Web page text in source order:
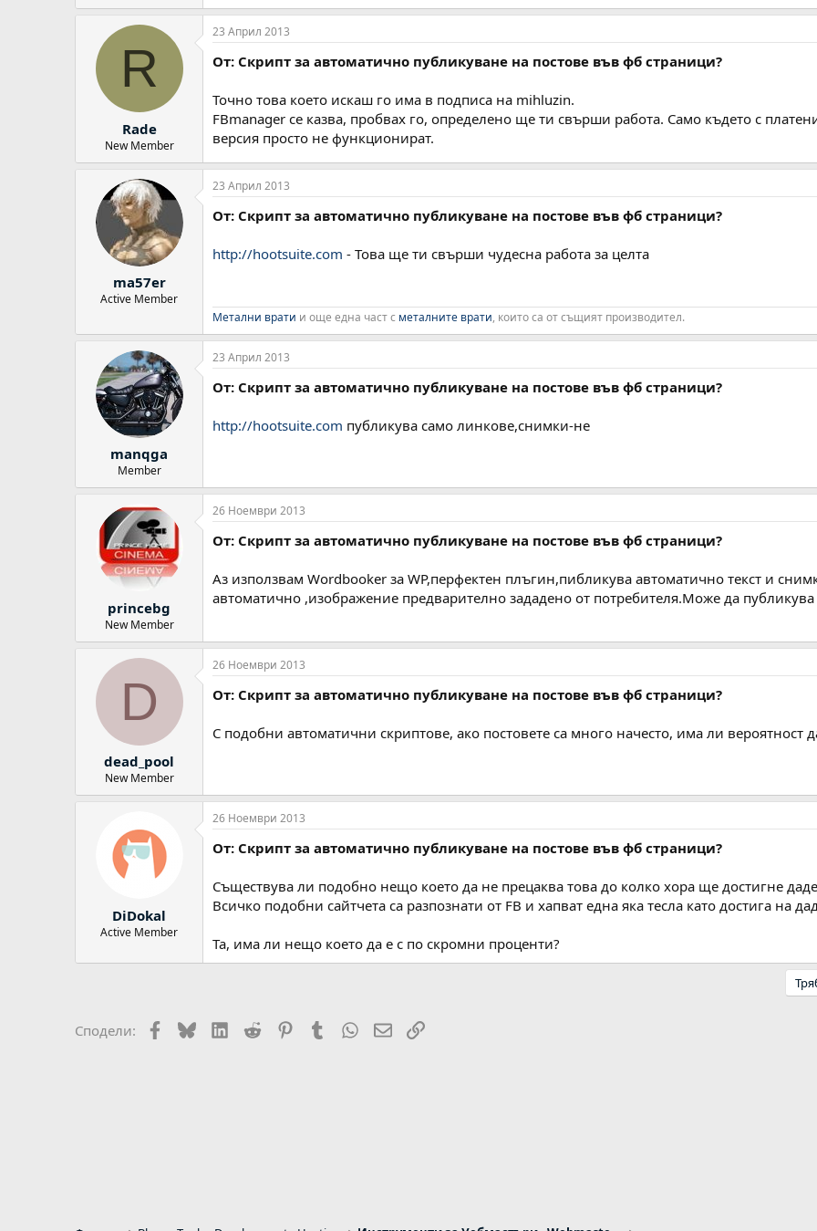
R
Rade
New Member
23 Април 2013
От: Скрипт за автоматично публикуване на постове във фб страници?
Точно това което искаш го има в подписа на mihluzin.
FBmanager се казва, пробвах го, определено ще ти свърши работа. Само където с
версия просто не функционират.
ma57er
Active Member
23 Април 2013
От: Скрипт за автоматично публикуване на постове във фб страници?
http://hootsuite.com - Това ще ти свърши чудесна работа за целта
Метални врати и още една част с металните врати, които са от същият производител.
manqga
Member
23 Април 2013
От: Скрипт за автоматично публикуване на постове във фб страници?
http://hootsuite.com публикува само линкове,снимки-не
princebg
New Member
26 Ноември 2013
От: Скрипт за автоматично публикуване на постове във фб страници?
Аз използвам Wordbooker за WP,перфектен плъгин,пибликува автоматично текст и
автоматично ,изображение предварително зададено от потребителя.Може да публикува
D
dead_pool
New Member
26 Ноември 2013
От: Скрипт за автоматично публикуване на постове във фб страници?
С подобни автоматични скриптове, ако постовете са много начесто, има ли вероятност
DiDokal
Active Member
26 Ноември 2013
От: Скрипт за автоматично публикуване на постове във фб страници?
Съществува ли подобно нещо което да не прецаква това до колко хора ще достигне
Всичко подобни сайтчета са разпознати от FB и хапват една яка тесла като достига на
Та, има ли нещо което да е с по скромни проценти?
Сподели: Facebook
BlueskyLinkedIn
Reddit PinterestTumblr WhatsApp
EmailLink